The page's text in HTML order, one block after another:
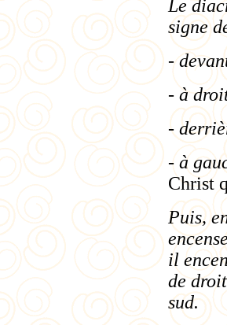
Le
signe
-
- à
-
- à
Christ
Puis,
il
de
sud.